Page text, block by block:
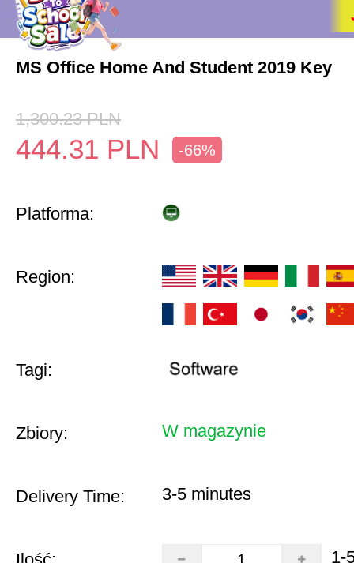
MS Office Home And Student 2019 Key
1,300.23 PLN
444.31 PLN -66%
Platforma:
Region:
Tagi:
Zbiory: W magazynie
Delivery Time: 3-5 minutes
1-